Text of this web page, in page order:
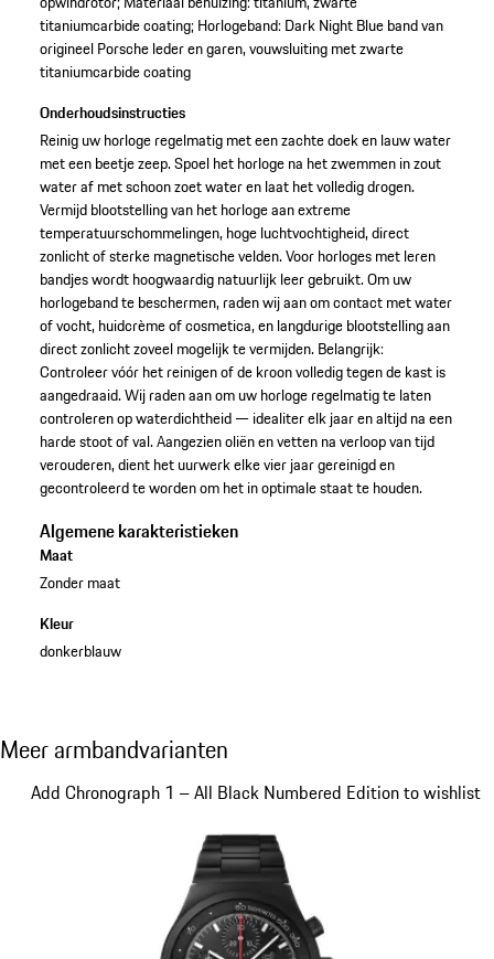
titaniumcarbide coating; Horlogeband: Dark Night Blue band van
origineel Porsche leder en garen, vouwsluiting met zwarte
titaniumcarbide coating
Onderhoudsinstructies
Reinig uw horloge regelmatig met een zachte doek en lauw water
met een beetje zeep. Spoel het horloge na het zwemmen in zout
water af met schoon zoet water en laat het volledig drogen.
Vermijd blootstelling van het horloge aan extreme
temperatuurschommelingen, hoge luchtvochtigheid, direct
zonlicht of sterke magnetische velden. Voor horloges met leren
bandjes wordt hoogwaardig natuurlijk leer gebruikt. Om uw
horlogeband te beschermen, raden wij aan om contact met water
of vocht, huidcrème of cosmetica, en langdurige blootstelling aan
direct zonlicht zoveel mogelijk te vermijden. Belangrijk:
Controleer vóór het reinigen of de kroon volledig tegen de kast is
aangedraaid. Wij raden aan om uw horloge regelmatig te laten
controleren op waterdichtheid — idealiter elk jaar en altijd na een
harde stoot of val. Aangezien oliën en vetten na verloop van tijd
verouderen, dient het uurwerk elke vier jaar gereinigd en
gecontroleerd te worden om het in optimale staat te houden.
Algemene karakteristieken
Maat
Zonder maat
Kleur
donkerblauw
Meer armbandvarianten
Meer armbandvarianten
Add Chronograph 1 – All Black Numbered Edition to wishlist
Dia 1 van 5